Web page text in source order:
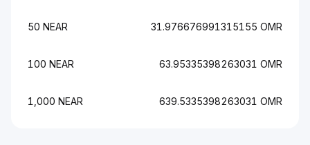
50 NEAR 31.976676991315155 OMR
100 NEAR 63.95335398263031 OMR
1,000 NEAR 639.5335398263031 OMR